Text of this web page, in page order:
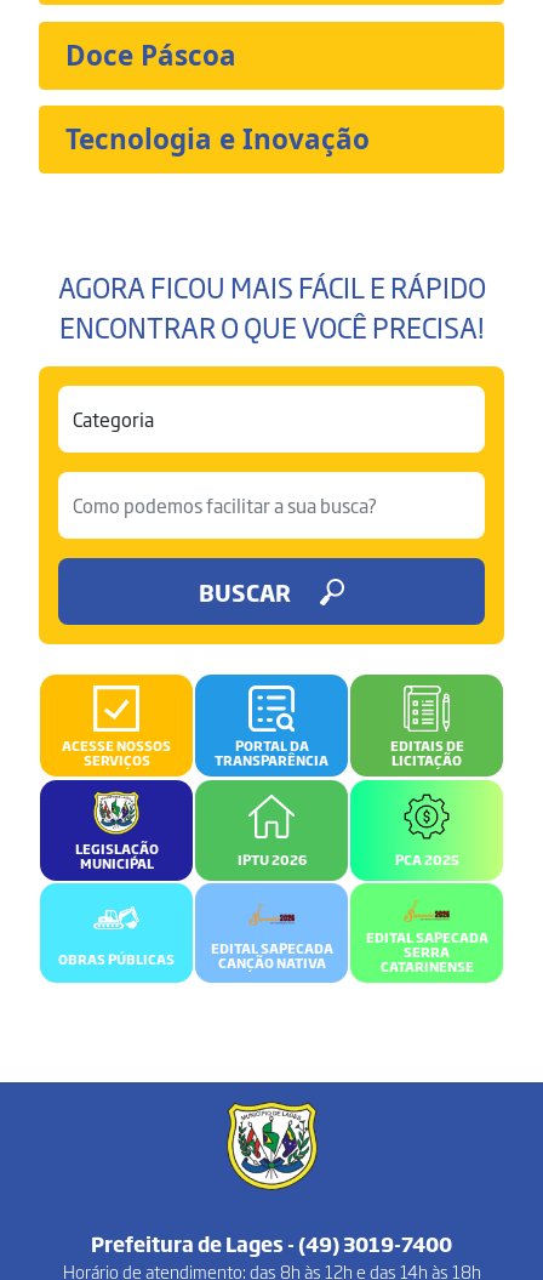
Doce Páscoa
Tecnologia e Inovação
AGORA FICOU MAIS FÁCIL E RÁPIDO
ENCONTRAR O QUE VOCÊ PRECISA!
BUSCAR
ACESSE NOSSOS
SERVIÇOS
PORTAL DA
TRANSPARÊNCIA
EDITAIS DE
LICITAÇÃO
LEGISLAÇÃO
MUNICIPAL IPTU 2026 PCA 2025
OBRAS PÚBLICAS
EDITAL SAPECADA
CANÇÃO NATIVA
EDITAL SAPECADA
SERRA
CATARINENSE
Prefeitura de Lages - (49) 3019-7400
Horário de atendimento: das 8h às 12h e das 14h às 18h